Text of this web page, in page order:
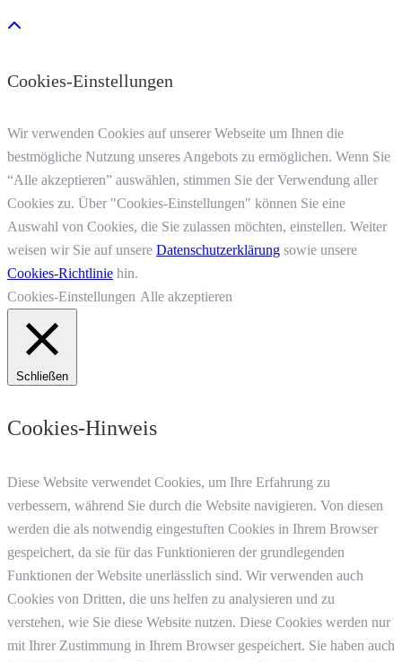
Cookies-Einstellungen
Wir verwenden Cookies auf unserer Webseite um Ihnen die
bestmögliche Nutzung unseres Angebots zu ermöglichen. Wenn Sie
“Alle akzeptieren” auswählen, stimmen Sie der Verwendung aller
Cookies zu. Über "Cookies-Einstellungen" können Sie eine
Auswahl von Cookies, die Sie zulassen möchten, einstellen. Weiter
weisen wir Sie auf unsere Datenschutzerklärung sowie unsere
Cookies-Richtlinie hin.
Cookies-Einstellungen Alle akzeptieren
Schließen
Cookies-Hinweis
Diese Website verwendet Cookies, um Ihre Erfahrung zu
verbessern, während Sie durch die Website navigieren. Von diesen
werden die als notwendig eingestuften Cookies in Ihrem Browser
gespeichert, da sie für das Funktionieren der grundlegenden
Funktionen der Website unerlässlich sind. Wir verwenden auch
Cookies von Dritten, die uns helfen zu analysieren und zu
verstehen, wie Sie diese Website nutzen. Diese Cookies werden nur
mit Ihrer Zustimmung in Ihrem Browser gespeichert. Sie haben auch